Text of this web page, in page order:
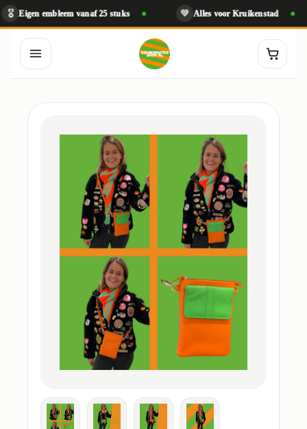
embleem vanaf 25 stuks Alles voor Kruikenstad